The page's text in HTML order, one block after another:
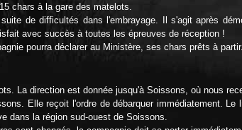
chars à la gare des matelots.
de difficultés dans l'embrayage. Il s'agit après
avec succès à toutes les épreuves de réception !
pourra déclarer au Ministère, ses chars prêts à
La direction est donnée jusqu'à Soissons, où nous
Elle reçoit l'ordre de débarquer immédiatement. Le
dans la région sud-ouest de Soissons.